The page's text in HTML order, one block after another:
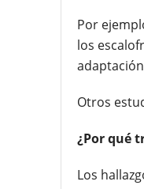
Por
los
Otros
¿Por qué
Los